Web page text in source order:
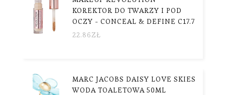
KOREKTOR DO TWARZY I POD
OCZY - CONCEAL & DEFINE C17.7
22.86ZŁ
MARC JACOBS DAISY LOVE SKIES
WODA TOALETOWA 50ML